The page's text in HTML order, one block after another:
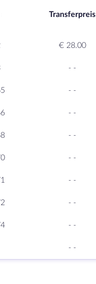
Transferpreis
€ 28.00
- -
- -
- -
- -
- -
- -
- -
- -
- -